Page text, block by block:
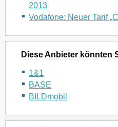
2013
Vodafone: Neuer Tarif
Diese Anbieter könnten
1&1
BASE
BILDmobil